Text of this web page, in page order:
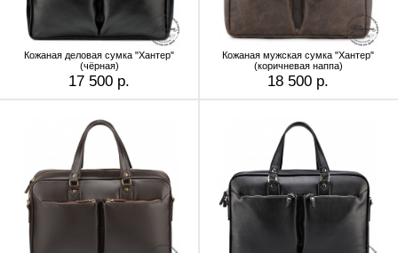
Кожаная деловая сумка "Хантер"
(чёрная)
17 500 р.
Кожаная мужская сумка "Хантер"
(коричневая наппа)
18 500 р.